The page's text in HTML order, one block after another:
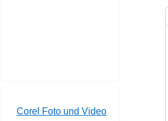
Corel Foto und Video